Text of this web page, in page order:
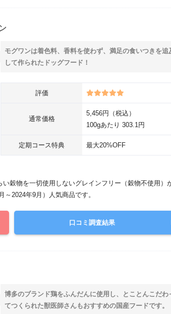
モグワンは着色料、香料を使わず、満足の食いつきを追
して作られたドッグフード！
評価
通常価格
5,456円（税込）
100gあたり 303.1円
定期コース特典 最大20%OFF
穀物を一切使用しないグレインフリー（穀物不使用）
2024年9月）人気商品です。
口コミ調査結果
博多のブランド鶏をふんだんに使用し、とことんこだわ
てつくられた獣医師さんもおすすめの国産フードです。